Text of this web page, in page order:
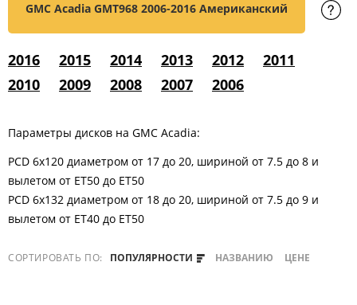
GMC Acadia GMT968 2006-2016 Американский
2016 2015 2014 2013 2012
2011
2010
2009 2008 2007 2006
Параметры дисков на GMC Acadia:
PCD 6x120 диаметром от 17 до 20, шириной от 7.5 до 8 и
вылетом от ET50 до ET50
PCD 6x132 диаметром от 18 до 20, шириной от 7.5 до 9 и
вылетом от ET40 до ET50
СОРТИРОВАТЬ ПО: ПОПУЛЯРНОСТИ НАЗВАНИЮ ЦЕНЕ